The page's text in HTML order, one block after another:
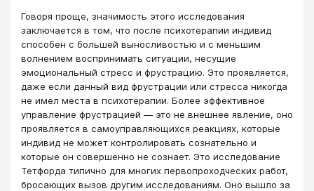
Говоря проще, значимость этого исследования
заключается в том, что после психотерапии индивид
способен с большей выносливостью и с меньшим
волнением воспринимать ситуации, несущие
эмоциональный стресс и фрустрацию. Это проявляется,
даже если данный вид фрустрации или стресса никогда
не имел места в психотерапии. Более эффективное
управление фрустрацией ― это не внешнее явление, оно
проявляется в самоуправляющихся реакциях, которые
индивид не может контролировать сознательно и
которые он совершенно не сознает. Это исследование
Тетфорда типично для многих первопроходческих работ,
бросающих вызов другим исследованиям. Оно вышло за